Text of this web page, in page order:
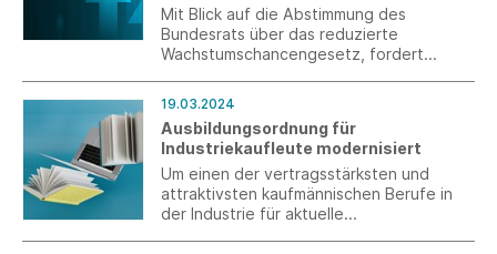
Mit Blick auf die Abstimmung des
Bundesrats über das reduzierte
Wachstumschancengesetz, fordert
19.03.2024
Ausbildungsordnung für
Industriekaufleute modernisiert
Um einen der vertragsstärksten und
attraktivsten kaufmännischen Berufe in
der Industrie für aktuelle